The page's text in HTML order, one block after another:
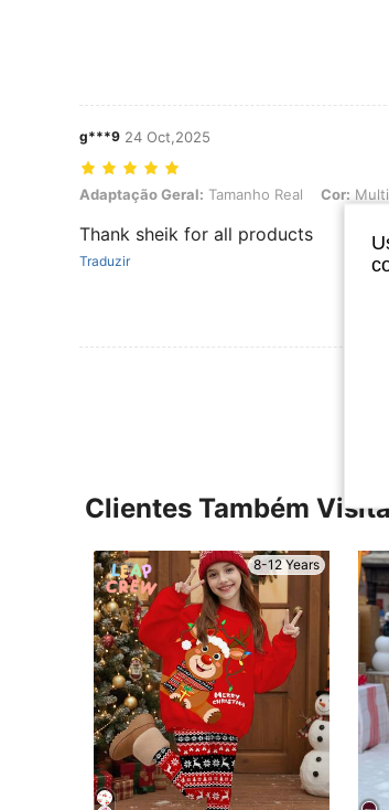
g***9 24 Oct,2025
Adaptação Geral: Tamanho Real, Cor:
Adaptação Geral: Tamanho Real Cor:
Thank sheik for all products
Traduzir
Clientes Também
8-12 Years